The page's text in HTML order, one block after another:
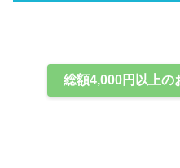
総額4,000円以上の